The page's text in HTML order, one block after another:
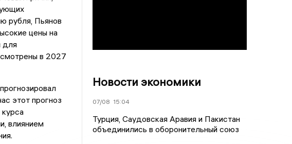
рубля, Пьянов
цены на
для
в 2027
этот прогноз
влиянием
Новости экономики
07/08 15:04
Турция, Саудовская Аравия и Пакистан
объединились в оборонительный союз